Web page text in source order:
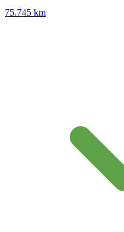
75.745 km